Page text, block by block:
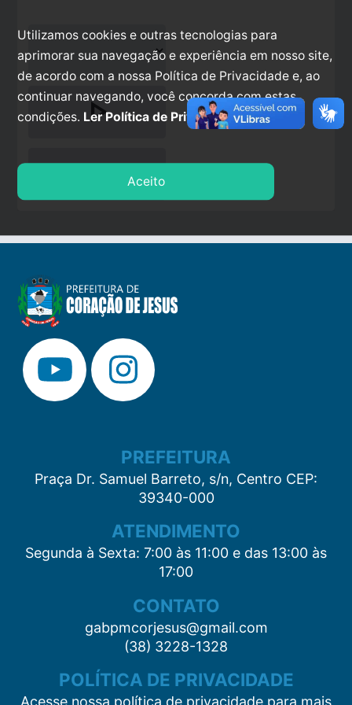
play_arrow
stop
PREFEITURA
Praça Dr. Samuel Barreto, s/n, Centro CEP:
39340-000
ATENDIMENTO
Segunda à Sexta: 7:00 às 11:00 e das 13:00 às
17:00
CONTATO
gabpmcorjesus@gmail.com
(38) 3228-1328
POLÍTICA DE PRIVACIDADE
Acesse nossa política de privacidade para mais
Utilizamos cookies e outras tecnologias para
aprimorar sua navegação e experiência em nosso site,
de acordo com a nossa Política de Privacidade e, ao
continuar navegando, você concorda com estas
condições. Ler Política de Privacidade.
Aceito